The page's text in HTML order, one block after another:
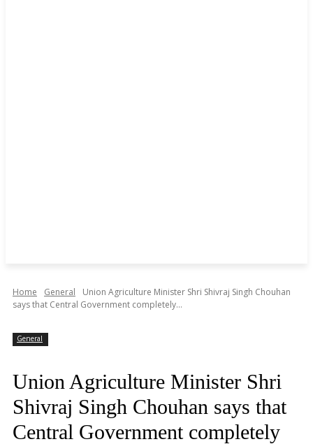
Home General
Union Agriculture Minister Shri Shivraj Singh Chouhan
says that Central Government completely...
General
Union Agriculture Minister Shri
Shivraj Singh Chouhan says that
Central Government completely